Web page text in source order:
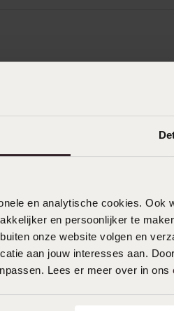
en analytische cookies.
en persoonlijker te
onze website volgen en
aan jouw interesses aan.
Lees er meer over in ons
16-12-2025 - David